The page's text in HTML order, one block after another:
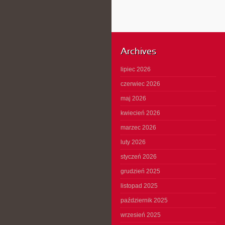
Archives
lipiec 2026
czerwiec 2026
maj 2026
kwiecień 2026
marzec 2026
luty 2026
styczeń 2026
grudzień 2025
listopad 2025
październik 2025
wrzesień 2025